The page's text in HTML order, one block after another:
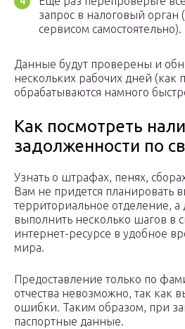
запрос в налоговый орган
сервисом самостоятельно).
Данные будут проверены и
нескольких рабочих дней (как
обрабатываются намного
Как посмотреть
задолженности по
Узнать о штрафах, пенях,
Вам не придется планировать
территориальное отделение, а
выполнить несколько шагов в
интернет-ресурсе в удобное
мира.
Предоставление только по
отчества невозможно, так как
ошибки. Таким образом, при
паспортные данные.